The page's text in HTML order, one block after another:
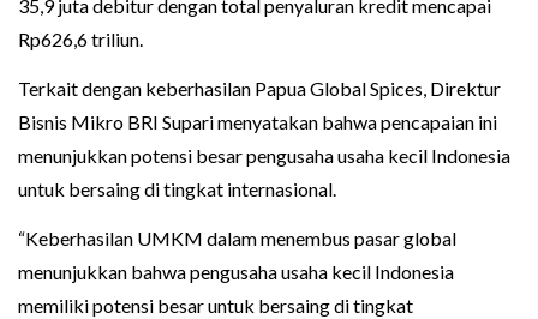
35,9 juta debitur dengan total penyaluran kredit mencapai
Rp626,6 triliun.
Terkait dengan keberhasilan Papua Global Spices, Direktur
Bisnis Mikro BRI Supari menyatakan bahwa pencapaian ini
menunjukkan potensi besar pengusaha usaha kecil Indonesia
untuk bersaing di tingkat internasional.
“Keberhasilan UMKM dalam menembus pasar global
menunjukkan bahwa pengusaha usaha kecil Indonesia
memiliki potensi besar untuk bersaing di tingkat